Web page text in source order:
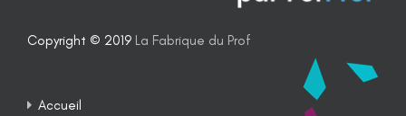
Copyright © 2019 La Fabrique du Prof
Accueil